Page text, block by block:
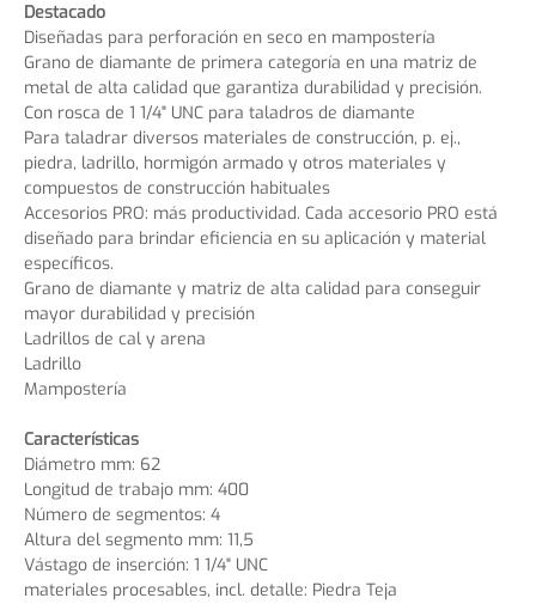
Destacado
Diseñadas para perforación en seco en mampostería
Grano de diamante de primera categoría en una matriz de
metal de alta calidad que garantiza durabilidad y precisión.
Con rosca de 1 1/4" UNC para taladros de diamante
Para taladrar diversos materiales de construcción, p. ej.,
piedra, ladrillo, hormigón armado y otros materiales y
compuestos de construcción habituales
Accesorios PRO: más productividad. Cada accesorio PRO está
diseñado para brindar eficiencia en su aplicación y material
específicos.
Grano de diamante y matriz de alta calidad para conseguir
mayor durabilidad y precisión
Ladrillos de cal y arena
Ladrillo
Mampostería
Características
Diámetro mm: 62
Longitud de trabajo mm: 400
Número de segmentos: 4
Altura del segmento mm: 11,5
Vástago de inserción: 1 1/4" UNC
materiales procesables, incl. detalle: Piedra Teja